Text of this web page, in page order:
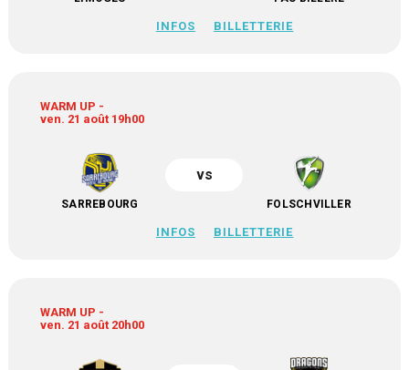
INFOS BILLETTERIE
WARM UP -
ven. 21 août 19h00
SARREBOURG
vs
FOLSCHVILLER
INFOS BILLETTERIE
WARM UP -
ven. 21 août 20h00